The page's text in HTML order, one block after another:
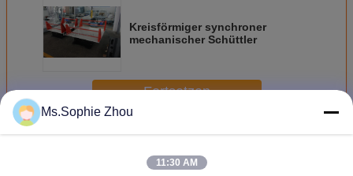
Kreisförmiger synchroner
mechanischer Schüttler
Fortsetzen
MehrMechanischer Rütteltisch
Ms.Sophie Zhou
11:30 AM